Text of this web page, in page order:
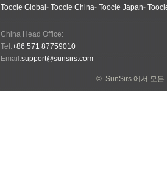
Toocle Global - Toocle China- Toocle Japan-
China Head Office:
Tel:+86 571 87759010
Email:support@sunsirs.com
© SunSirs 에서 모